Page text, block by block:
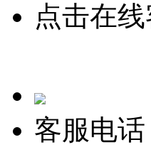
点击在
客服电话